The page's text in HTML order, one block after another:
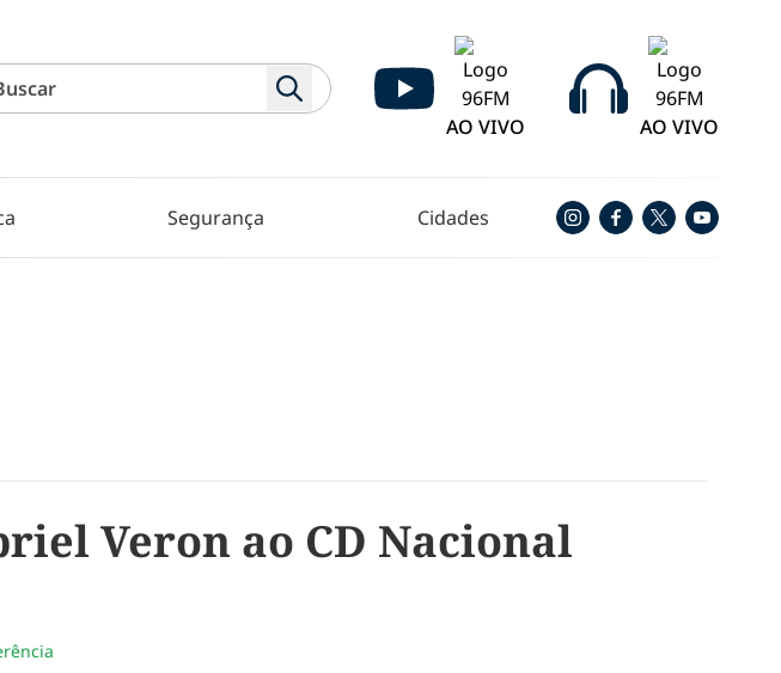
AO VIVO
AO VIVO
Segurança Cidades
Veron ao CD Nacional